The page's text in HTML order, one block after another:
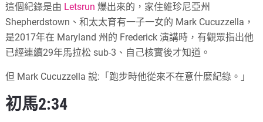
這個紀錄是由 Letsrun 爆出來的，家住維珍尼亞州
Shepherdstown、和太太育有一子一女的 Mark Cucuzzella，
是2017年在 Maryland 州的 Frederick 演講時，有觀眾指出他
已經連續29年馬拉松 sub-3、自己核實後才知道。
但 Mark Cucuzzella 說:「跑步時他從來不在意什麼紀錄。」
初馬2:34